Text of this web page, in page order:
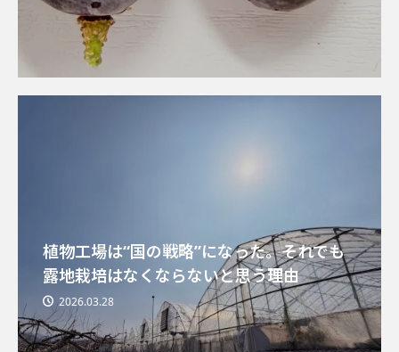
植物工場は“国の戦略”になった。それでも
露地栽培はなくならないと思う理由
2026.03.28